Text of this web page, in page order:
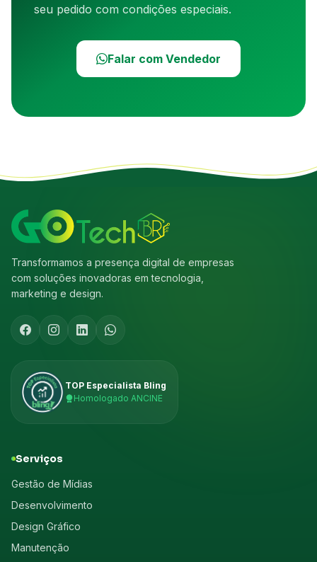
seu pedido com condições especiais.
Falar com Vendedor
Transformamos a presença digital de empresas
com soluções inovadoras em tecnologia,
marketing e design.
TOP Especialista Bling
Homologado ANCINE
Serviços
Gestão de Mídias
Desenvolvimento
Design Gráfico
Manutenção